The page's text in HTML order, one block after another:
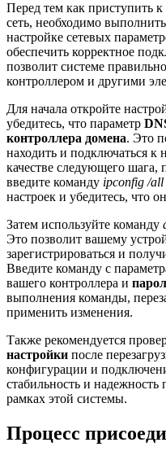
Перед тем как приступить
сеть, необходимо
настройке сетевых
обеспечить корректное
позволит системе
контроллером и другими
Для начала откройте
убедитесь, что параметр
контроллера домена. Это
находить и подключаться
качестве следующего шага,
введите команду ipconfig /all
настроек и убедитесь, что
Затем используйте команду
Это позволит вашему
зарегистрироваться и
Введите команду с
вашего контроллера и
выполнения команды,
применить изменения.
Также рекомендуется
настройки после
конфигурации и
стабильность и
рамках этой системы.
Процесс